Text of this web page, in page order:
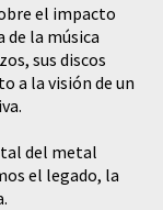
el impacto
de la música
sus discos
a la visión de un
del metal
el legado, la